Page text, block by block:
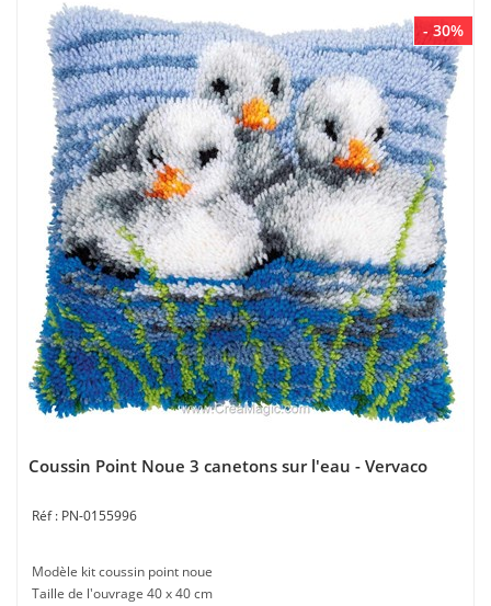
- 30%
Coussin Point Noue 3 canetons sur l'eau - Vervaco
PN-0155996
Modèle kit coussin point noue
Taille de l'ouvrage 40 x 40 cm